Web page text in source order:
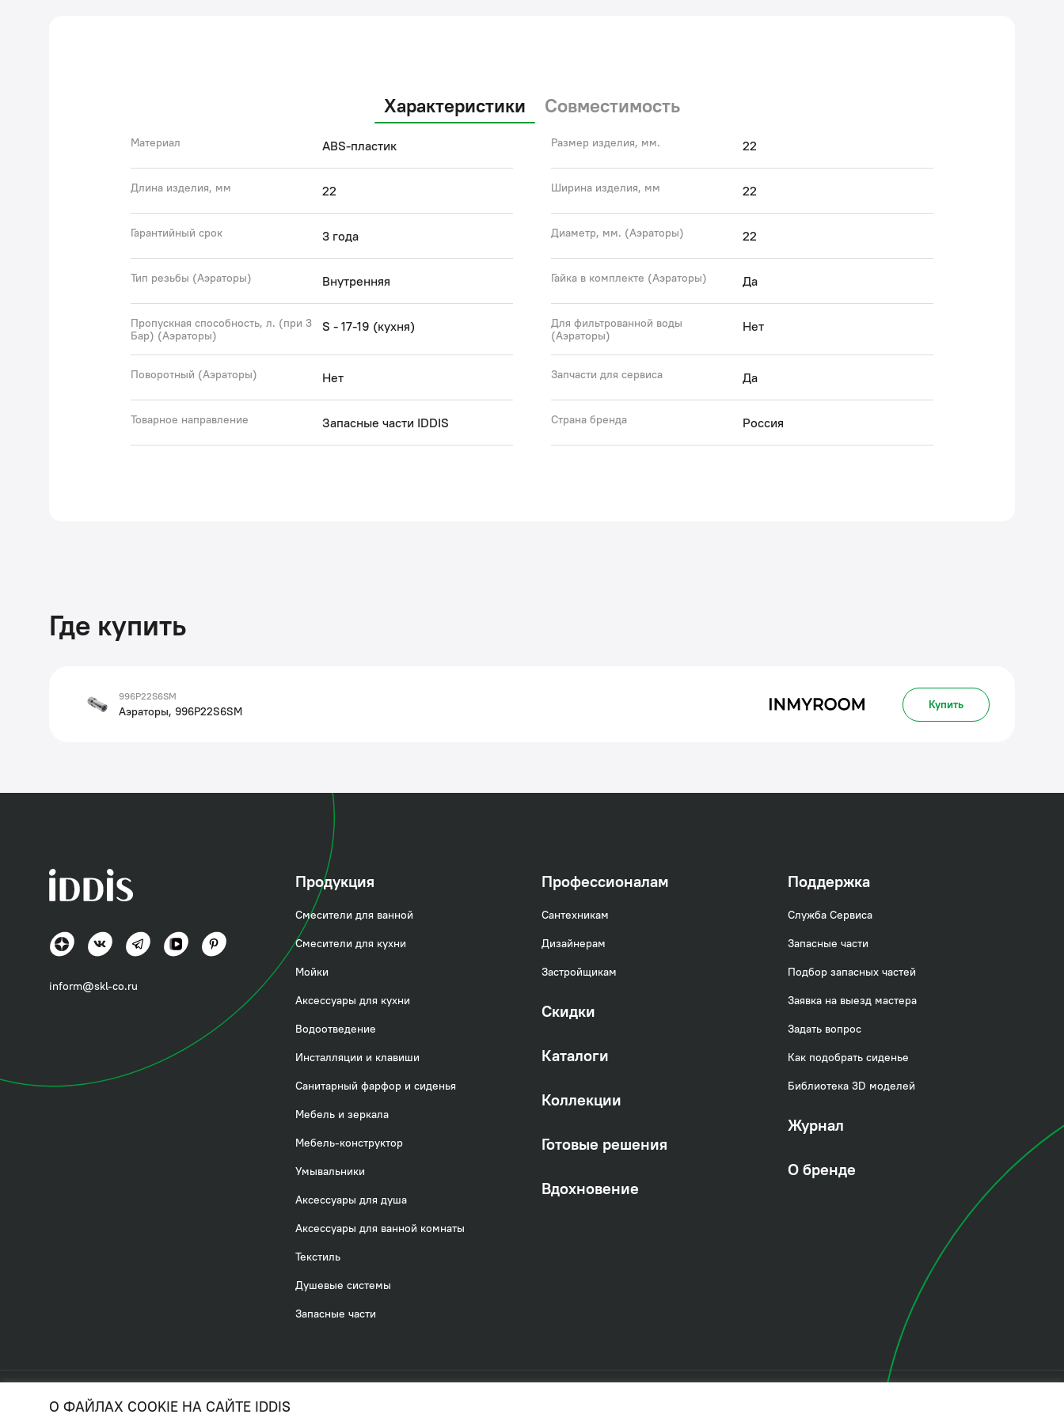
Характеристики Совместимость
Материал ABS-пластик Размер изделия, мм. 22
Длина изделия, мм 22 Ширина изделия, мм 22
Гарантийный срок 3 года Диаметр, мм. (Аэраторы) 22
Тип резьбы (Аэраторы) Внутренняя Гайка в комплекте (Аэраторы) Да
Пропускная способность, л. (при 3
Бар) (Аэраторы)
S - 17-19 (кухня)
Для фильтрованной воды
(Аэраторы)
Нет
Поворотный (Аэраторы) Нет Запчасти для сервиса Да
Товарное направление Запасные части IDDIS Страна бренда Россия
Где купить
996P22S6SM
Аэраторы, 996P22S6SM Купить
inform@skl-co.ru
Продукция
Смесители для ванной
Смесители для кухни
Мойки
Аксессуары для кухни
Водоотведение
Инсталляции и клавиши
Санитарный фарфор и сиденья
Мебель и зеркала
Мебель-конструктор
Умывальники
Аксессуары для душа
Аксессуары для ванной комнаты
Текстиль
Душевые системы
Запасные части
Профессионалам
Сантехникам
Дизайнерам
Застройщикам
Скидки
Каталоги
Коллекции
Готовые решения
Вдохновение
Поддержка
Служба Сервиса
Запасные части
Подбор запасных частей
Заявка на выезд мастера
Задать вопрос
Как подобрать сиденье
Библиотека 3D моделей
Журнал
О бренде
© 2026. IDDIS
О ФАЙЛАХ COOKIE НА САЙТЕ IDDIS